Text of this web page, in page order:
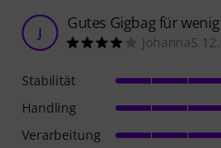
J Gutes Gigbag für
JohannaS
Stabilität
Handling
Verarbeitung